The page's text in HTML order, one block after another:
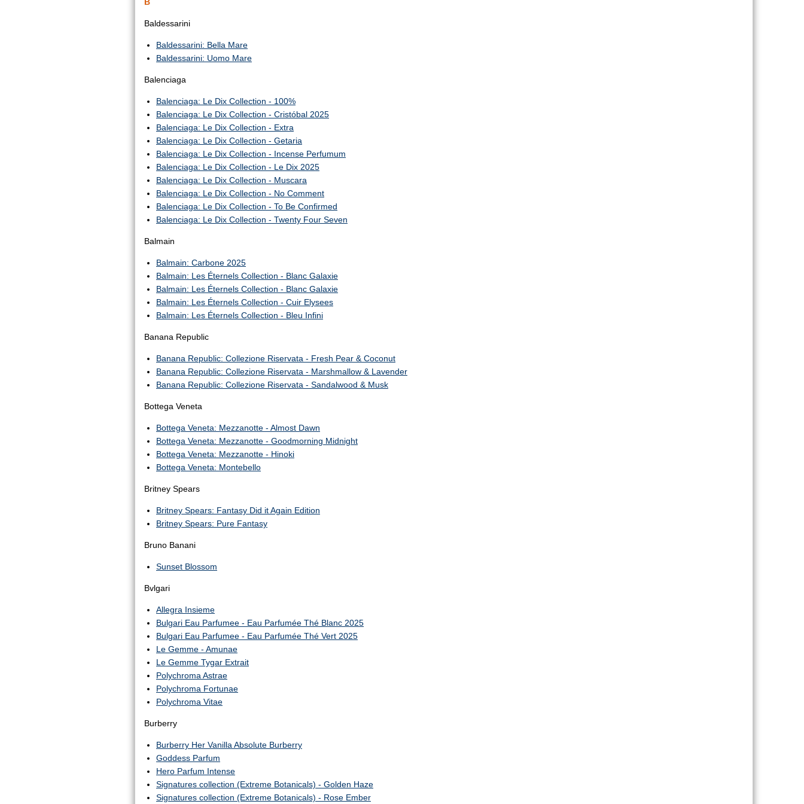
Baldessarini
Baldessarini: Bella Mare
Baldessarini: Uomo Mare
Balenciaga
Balenciaga: Le Dix Collection - 100%
Balenciaga: Le Dix Collection - Cristóbal 2025
Balenciaga: Le Dix Collection - Extra
Balenciaga: Le Dix Collection - Getaria
Balenciaga: Le Dix Collection - Incense Perfumum
Balenciaga: Le Dix Collection - Le Dix 2025
Balenciaga: Le Dix Collection - Muscara
Balenciaga: Le Dix Collection - No Comment
Balenciaga: Le Dix Collection - To Be Confirmed
Balenciaga: Le Dix Collection - Twenty Four Seven
Balmain
Balmain: Carbone 2025
Balmain: Les Éternels Collection - Blanc Galaxie
Balmain: Les Éternels Collection - Blanc Galaxie
Balmain: Les Éternels Collection - Cuir Elysees
Balmain: Les Éternels Collection - Bleu Infini
Banana Republic
Banana Republic: Collezione Riservata - Fresh Pear & Coconut
Banana Republic: Collezione Riservata - Marshmallow & Lavender
Banana Republic: Collezione Riservata - Sandalwood & Musk
Bottega Veneta
Bottega Veneta: Mezzanotte - Almost Dawn
Bottega Veneta: Mezzanotte - Goodmorning Midnight
Bottega Veneta: Mezzanotte - Hinoki
Bottega Veneta: Montebello
Britney Spears
Britney Spears: Fantasy Did it Again Edition
Britney Spears: Pure Fantasy
Bruno Banani
Sunset Blossom
Bvlgari
Allegra Insieme
Bulgari Eau Parfumee - Eau Parfumée Thé Blanc 2025
Bulgari Eau Parfumee - Eau Parfumée Thé Vert 2025
Le Gemme - Amunae
Le Gemme Tygar Extrait
Polychroma Astrae
Polychroma Fortunae
Polychroma Vitae
Burberry
Burberry Her Vanilla Absolute Burberry
Goddess Parfum
Hero Parfum Intense
Signatures collection (Extreme Botanicals) - Golden Haze
Signatures collection (Extreme Botanicals) - Rose Ember